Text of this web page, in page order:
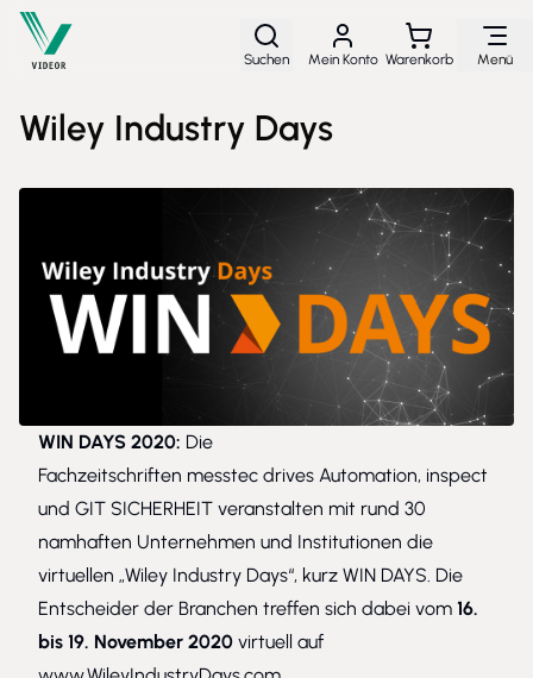
Direkt zum Inhalt
Suchen Mein Konto Warenkorb Menü
Wiley Industry Days
WIN DAYS 2020: Die
Fachzeitschriften messtec drives Automation, inspect
und GIT SICHERHEIT veranstalten mit rund 30
namhaften Unternehmen und Institutionen die
virtuellen „Wiley Industry Days“, kurz WIN DAYS. Die
Entscheider der Branchen treffen sich dabei vom 16.
bis 19. November 2020 virtuell auf